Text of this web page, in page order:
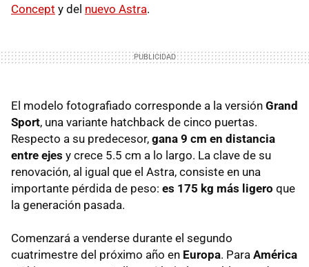
Concept y del nuevo Astra.
El modelo fotografiado corresponde a la versión Grand
Sport, una variante hatchback de cinco puertas.
Respecto a su predecesor, gana 9 cm en distancia
entre ejes y crece 5.5 cm a lo largo. La clave de su
renovación, al igual que el Astra, consiste en una
importante pérdida de peso: es 175 kg más ligero que
la generación pasada.
Comenzará a venderse durante el segundo
cuatrimestre del próximo año en Europa. Para América